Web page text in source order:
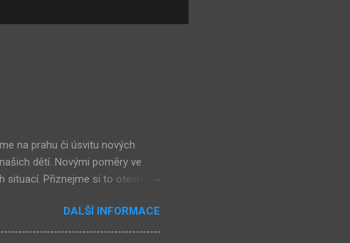
na prahu či úsvitu nových
dětí. Novými poměry ve
situací. Přiznejme si to otevřeně
několik obchůdků či spíše již
úspěšně integrují do
DALŠÍ INFORMACE